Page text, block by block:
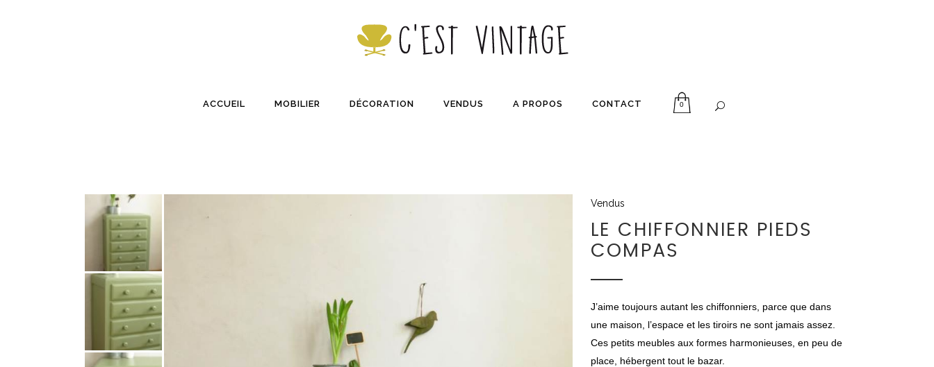
ACCUEIL MOBILIER DÉCORATION VENDUS A PROPOS CONTACT 0
Vendus
LE CHIFFONNIER PIEDS
COMPAS
J’aime toujours autant les chiffonniers, parce que dans
une maison, l’espace et les tiroirs ne sont jamais assez.
Ces petits meubles aux formes harmonieuses, en peu de
place, hébergent tout le bazar.